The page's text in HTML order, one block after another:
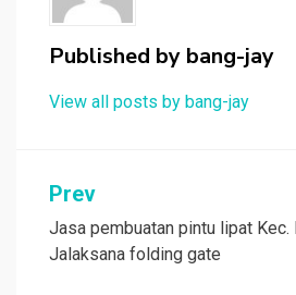
Published by bang-jay
View all posts by bang-jay
Post
navigation
Prev
Jasa pembuatan pintu lipat Kec.
Jalaksana folding gate